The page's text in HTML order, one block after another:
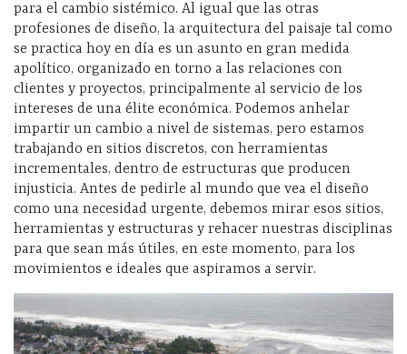
para el cambio sistémico. Al igual que las otras
profesiones de diseño, la arquitectura del paisaje tal como
se practica hoy en día es un asunto en gran medida
apolítico, organizado en torno a las relaciones con
clientes y proyectos, principalmente al servicio de los
intereses de una élite económica. Podemos anhelar
impartir un cambio a nivel de sistemas, pero estamos
trabajando en sitios discretos, con herramientas
incrementales, dentro de estructuras que producen
injusticia. Antes de pedirle al mundo que vea el diseño
como una necesidad urgente, debemos mirar esos sitios,
herramientas y estructuras y rehacer nuestras disciplinas
para que sean más útiles, en este momento, para los
movimientos e ideales que aspiramos a servir.